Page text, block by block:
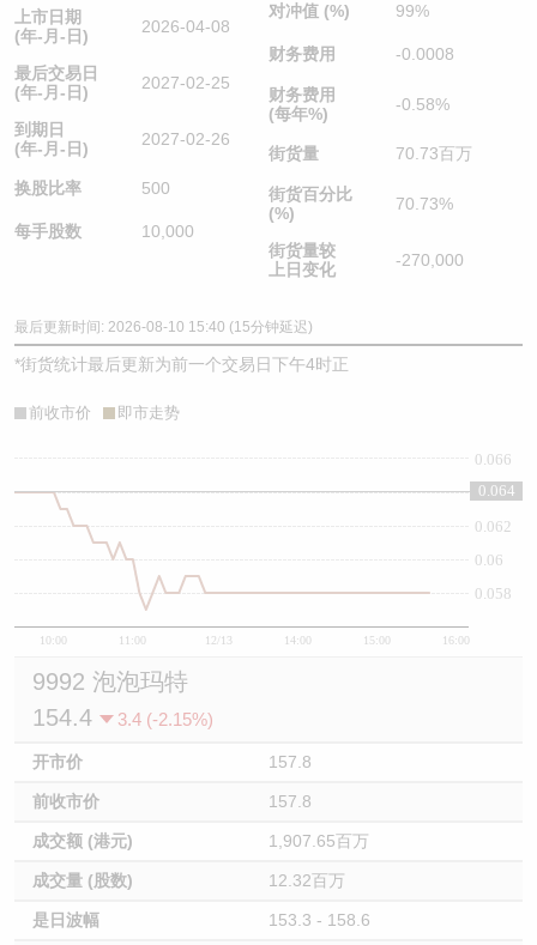
上市日期
(年-月-日)
2026-04-08
最后交易日
(年-月-日)
2027-02-25
到期日
(年-月-日)
2027-02-26
换股比率 500
每手股数 10,000
对冲值 (%) 99%
财务费用 -0.0008
财务费用
(每年%)
-0.58%
街货量 70.73百万
街货百分比
(%)
70.73%
街货量较
上日变化
-270,000
最后更新时间: 2026-08-10 15:40 (15分钟延迟)
*街货统计最后更新为前一个交易日下午4时正
前收市价 即市走势
10:00 11:00 12/13 14:00 15:00 16:00
0.058
0.06
0.062
0.064
0.066
0.064
9992 泡泡玛特
154.4
3.4 (-2.15%)
开市价 157.8
前收市价 157.8
成交额 (港元) 1,907.65百万
成交量 (股数) 12.32百万
是日波幅 153.3 - 158.6